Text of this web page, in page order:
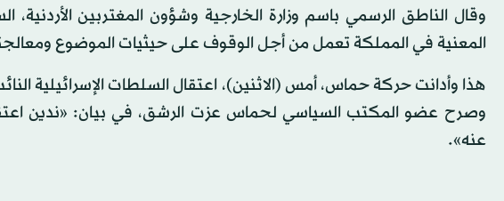
وقال الناطق الرسمي باسم وزارة الخارجية وشؤون المغتربين الأردنية،
المعنية في المملكة تعمل من أجل الوقوف على حيثيات الموضوع
هذا وأدانت حركة حماس، أمس (الاثنين)، اعتقال السلطات الإسرائيلية
وصرح عضو المكتب السياسي لحماس عزت الرشق، في بيان: «ندين اعتقال
عنه».